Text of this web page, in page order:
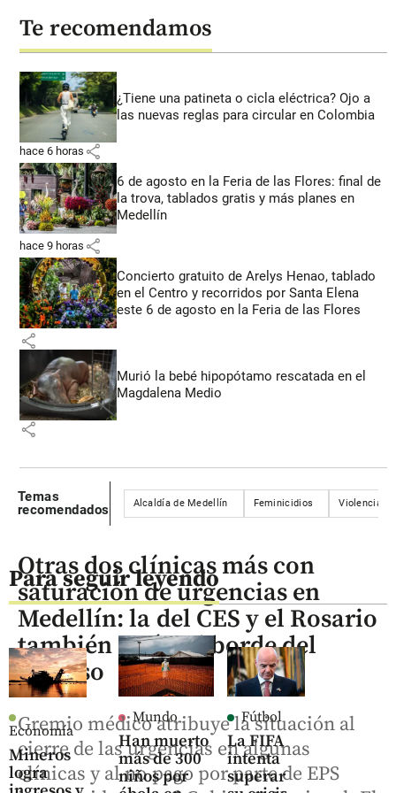
Te recomendamos
¿Tiene una patineta o cicla eléctrica? Ojo a
las nuevas reglas para circular en Colombia
hace 6 horas share
6 de agosto en la Feria de las Flores: final de
la trova, tablados gratis y más planes en
Medellín
hace 9 horas share
Concierto gratuito de Arelys Henao, tablado
en el Centro y recorridos por Santa Elena
este 6 de agosto en la Feria de las Flores
share
Murió la bebé hipopótamo rescatada en el
Magdalena Medio
share
Temas
recomendados
Alcaldía de Medellín Feminicidios Violencia
Para seguir leyendo
Economía
Mineros
logra
Mundo
Han muerto
más de 300
niños por
Fútbol
La FIFA
intenta
superar
Otras dos clínicas más con
saturación de urgencias en
Medellín: la del CES y el Rosario
también están al borde del
colapso
Gremio médico atribuye la situación al
cierre de las urgencias en algunas
clínicas y al no pago por parte de EPS